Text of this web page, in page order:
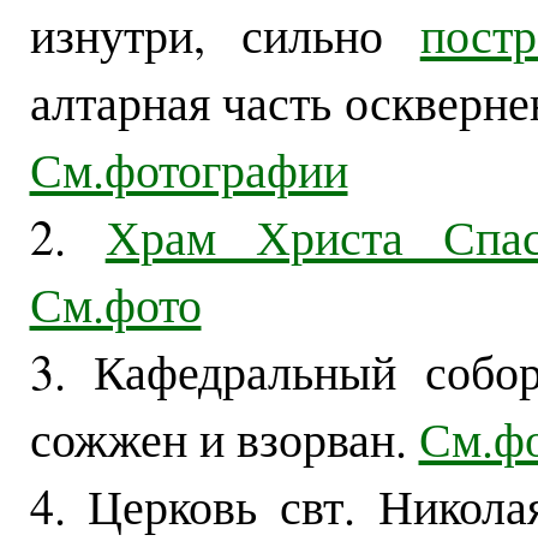
изнутри, сильно
алтарная часть
См.фотографии
2. Храм Христа
См.фото
3. Кафедральный
сожжен и взорван.
4. Церковь свт.